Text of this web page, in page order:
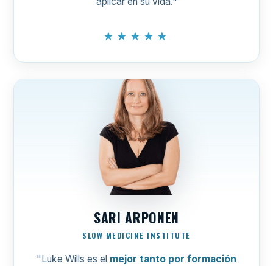
★★★★★
SARI ARPONEN
SLOW MEDICINE INSTITUTE
"Luke Wills es el mejor tanto por formación